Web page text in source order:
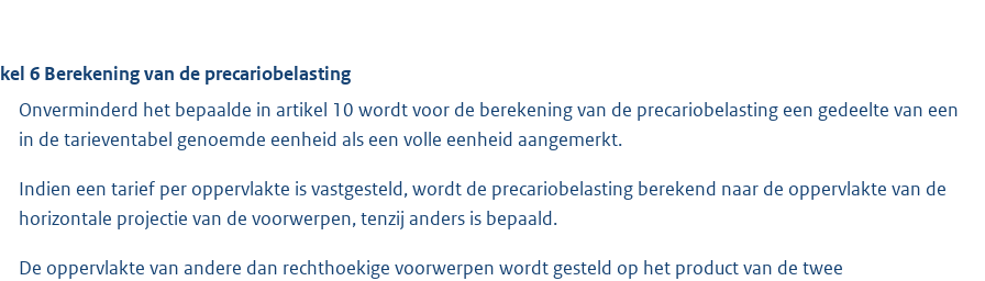
6 Berekening van de precariobelasting
Onverminderd het bepaalde in artikel 10 wordt voor de berekening van de precariobelasting een gedeelte van een
in de tarieventabel genoemde eenheid als een volle eenheid aangemerkt.
Indien een tarief per oppervlakte is vastgesteld, wordt de precariobelasting berekend naar de oppervlakte van de
horizontale projectie van de voorwerpen, tenzij anders is bepaald.
De oppervlakte van andere dan rechthoekige voorwerpen wordt gesteld op het product van de twee